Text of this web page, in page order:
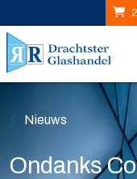
Nieuws
Ondanks